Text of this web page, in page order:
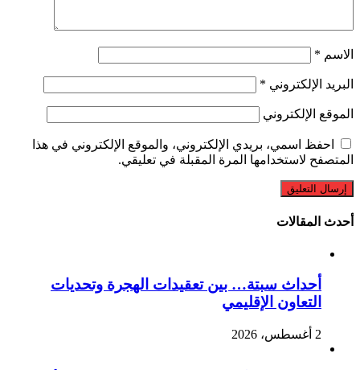
الاسم *
البريد الإلكتروني *
الموقع الإلكتروني
احفظ اسمي، بريدي الإلكتروني، والموقع الإلكتروني في هذا
المتصفح لاستخدامها المرة المقبلة في تعليقي.
أحدث المقالات
أحداث سبتة… بين تعقيدات الهجرة وتحديات
التعاون الإقليمي
2 أغسطس، 2026